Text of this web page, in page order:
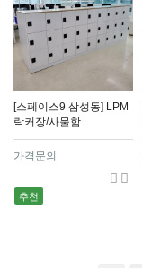
[스페이스9 삼성동] LPM
락커장/사물함
가격문의
추천